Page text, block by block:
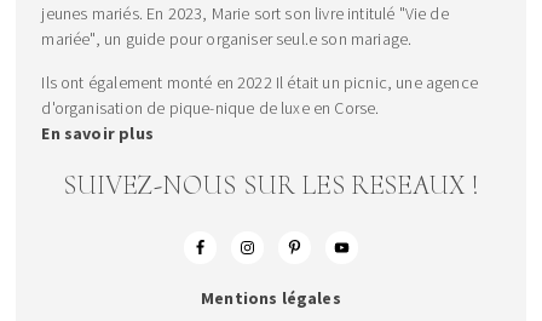
jeunes mariés. En 2023, Marie sort son livre intitulé "Vie de
mariée", un guide pour organiser seul.e son mariage.
Ils ont également monté en 2022 Il était un picnic, une agence
d'organisation de pique-nique de luxe en Corse.
En savoir plus
SUIVEZ-NOUS SUR LES RESEAUX !
Mentions légales